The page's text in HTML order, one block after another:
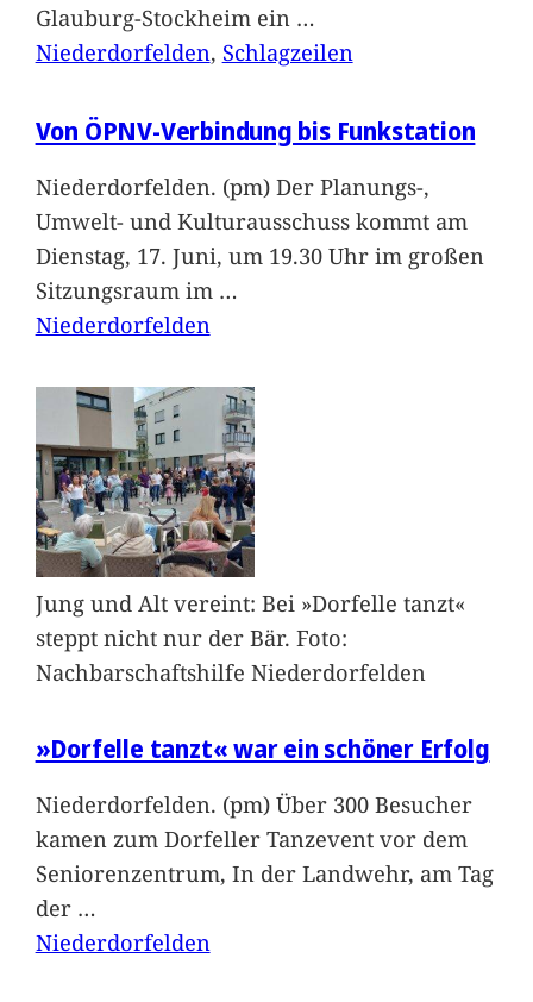
Glauburg-Stockheim ein …
Niederdorfelden, Schlagzeilen
Von ÖPNV-Verbindung bis Funkstation
Niederdorfelden. (pm) Der Planungs-,
Umwelt- und Kulturausschuss kommt am
Dienstag, 17. Juni, um 19.30 Uhr im großen
Sitzungsraum im …
Niederdorfelden
Jung und Alt vereint: Bei »Dorfelle tanzt«
steppt nicht nur der Bär. Foto:
Nachbarschaftshilfe Niederdorfelden
»Dorfelle tanzt« war ein schöner Erfolg
Niederdorfelden. (pm) Über 300 Besucher
kamen zum Dorfeller Tanzevent vor dem
Seniorenzentrum, In der Landwehr, am Tag
der …
Niederdorfelden